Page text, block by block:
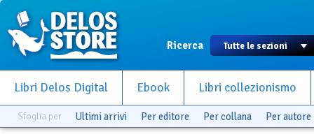
Ricerca
Libri Delos Digital Ebook Libri collezionismo
Sfoglia per Ultimi arrivi Per editore Per collana Per autore